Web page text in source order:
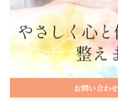
ている店舗が多く、短時間
きるメニューが用意されて
施術前のカウンセリングで
ることで、最適な手技を受
ば「肩だけでなく全身の疲
スしたい」といった要望に
お問い合わ